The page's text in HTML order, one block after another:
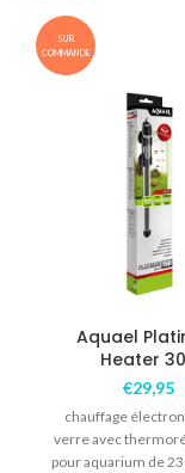
SUR
COMMANDE
Aquael
Heater
€29,95
chauffage
verre avec
pour aquarium de